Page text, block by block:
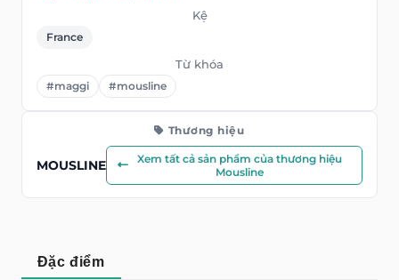
Kệ
France
Từ khóa
#maggi #mousline
Thương hiệu
MOUSLINE
Xem tất cả sản phẩm của thương hiệu
Mousline
Đặc điểm